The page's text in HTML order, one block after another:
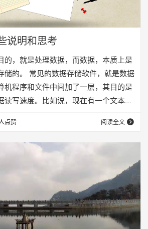
说明和思考
的，就是处理数据，而数据，本质上是
储的。 常见的数据存储软件，就是数据
机程序和文件中间加了一层，其目的是
读写速度。比如说，现在有一个文本文
文件装载到内存，然后遍历这个文件，
是如果有一百万条数据的时候呢？恐怕
的让人难以接受。这时候就要考虑加索
构（例如用树来存储）等方法，来加速
数据库这个软件，就是帮你来加速检…
点赞 阅读全文